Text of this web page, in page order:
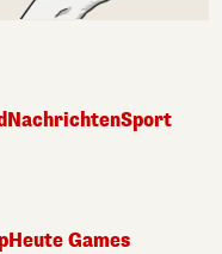
NachrichtenSport
Heute Games